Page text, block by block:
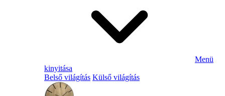
Menü
kinyitása
Belső világítás Külső világítás